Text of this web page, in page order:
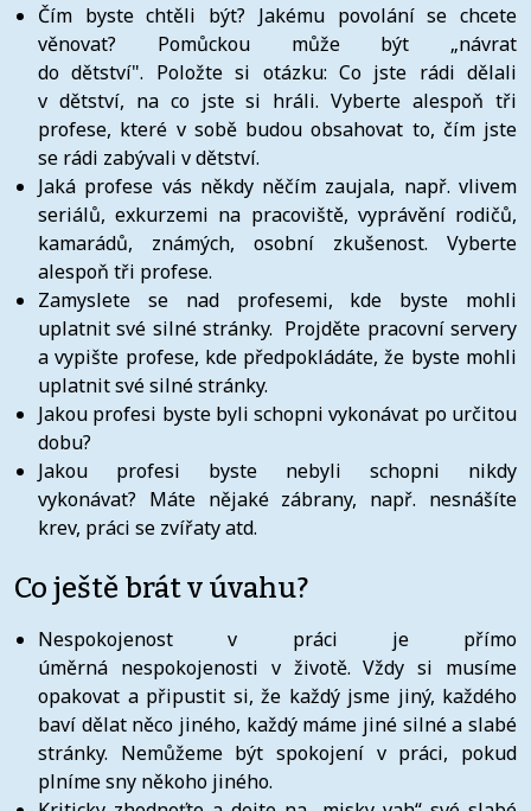
Čím byste chtěli být? Jakému povolání se chcete
věnovat? Pomůckou může být „návrat
do dětství". Položte si otázku: Co jste rádi dělali
v dětství, na co jste si hráli. Vyberte alespoň tři
profese, které v sobě budou obsahovat to, čím jste
se rádi zabývali v dětství.
Jaká profese vás někdy něčím zaujala, např. vlivem
seriálů, exkurzemi na pracoviště, vyprávění rodičů,
kamarádů, známých, osobní zkušenost. Vyberte
alespoň tři profese.
Zamyslete se nad profesemi, kde byste mohli
uplatnit své silné stránky. Projděte pracovní servery
a vypište profese, kde předpokládáte, že byste mohli
uplatnit své silné stránky.
Jakou profesi byste byli schopni vykonávat po určitou
dobu?
Jakou profesi byste nebyli schopni nikdy
vykonávat? Máte nějaké zábrany, např. nesnášíte
krev, práci se zvířaty atd.
Co ještě brát v úvahu?
Nespokojenost v práci je přímo
úměrná nespokojenosti v životě. Vždy si musíme
opakovat a připustit si, že každý jsme jiný, každého
baví dělat něco jiného, každý máme jiné silné a slabé
stránky. Nemůžeme být spokojení v práci, pokud
plníme sny někoho jiného.